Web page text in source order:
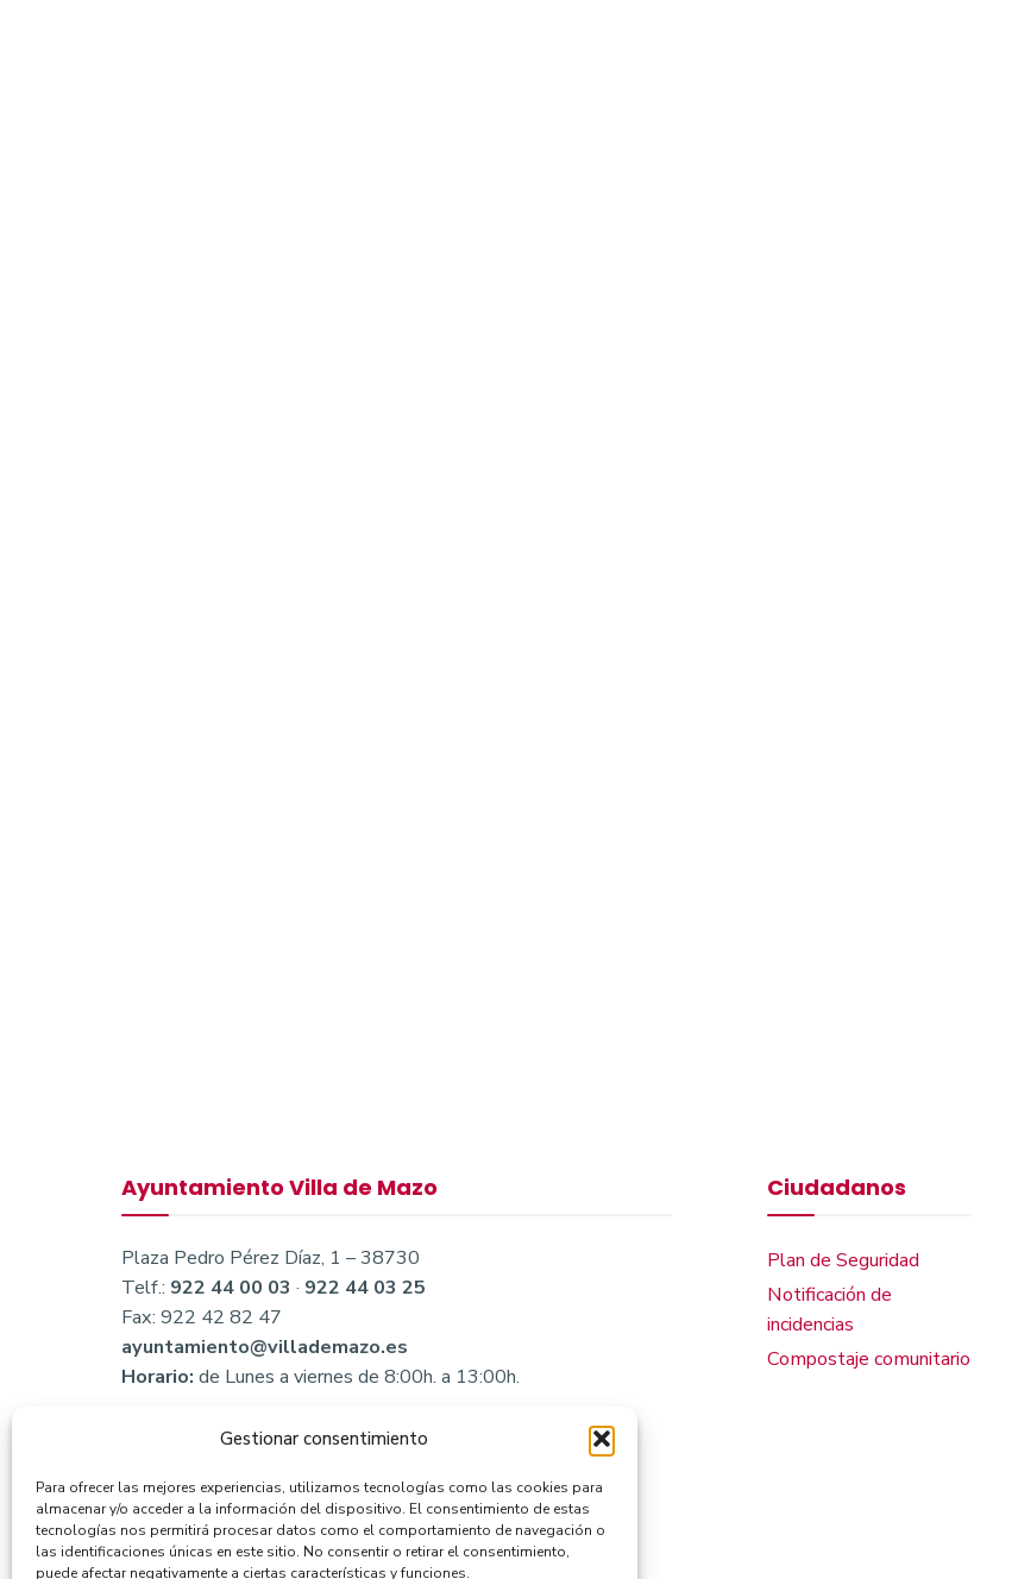
Gestionar consentimiento
Para ofrecer las mejores experiencias, utilizamos tecnologías como las cookies para
almacenar y/o acceder a la información del dispositivo. El consentimiento de estas
tecnologías nos permitirá procesar datos como el comportamiento de navegación o
las identificaciones únicas en este sitio. No consentir o retirar el consentimiento,
puede afectar negativamente a ciertas características y funciones.
Ayuntamiento Villa de Mazo
Plaza Pedro Pérez Díaz, 1 – 38730
Telf.: 922 44 00 03 · 922 44 03 25
Fax: 922 42 82 47
ayuntamiento@villademazo.es
Horario: de Lunes a viernes de 8:00h. a 13:00h.
Ciudadanos
Plan de Seguridad
Notificación de
incidencias
Compostaje comunitario